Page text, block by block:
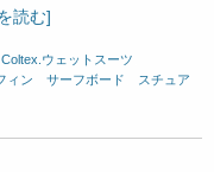
読む]
Coltex.ウェットスーツ
ィン サーフボード
スチュア